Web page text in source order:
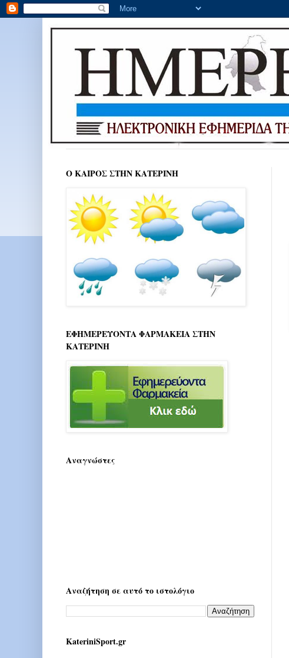
Ο ΚΑΙΡΟΣ ΣΤΗΝ ΚΑΤΕΡΙΝΗ
ΕΦΗΜΕΡΕΥΟΝΤΑ ΦΑΡΜΑΚΕΙΑ ΣΤΗΝ
ΚΑΤΕΡΙΝΗ
Αναγνώστες
Αναζήτηση σε αυτό το ιστολόγιο
KateriniSport.gr